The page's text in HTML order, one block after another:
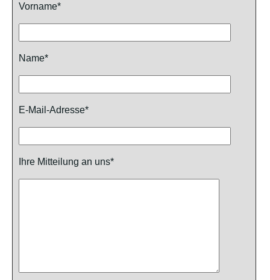
Vorname*
Name*
E-Mail-Adresse*
Ihre Mitteilung an uns*